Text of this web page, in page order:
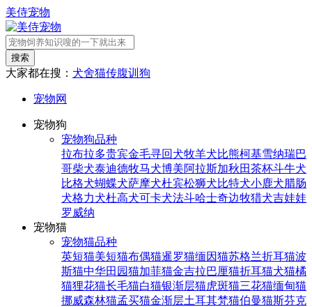
美侍宠物
搜索
大家都在搜： 犬舍猫传腹训狗
宠物网
宠物狗
宠物狗品种
拉布拉多贵宾金毛寻回犬牧羊犬比熊柯基雪纳瑞巴
哥柴犬泰迪德牧马犬博美阿拉斯加秋田茶杯斗牛犬
比格犬蝴蝶犬萨摩犬杜宾松狮犬比特犬小鹿犬腊肠
犬格力犬杜高犬可卡犬法斗哈士奇边牧猎犬吉娃娃
罗威纳
宠物猫
宠物猫品种
英短猫美短猫布偶猫暹罗猫缅因猫苏格兰折耳猫波
斯猫中华田园猫加菲猫金吉拉巴厘猫折耳猫犬猫橘
猫狸花猫长毛猫白猫银渐层猫虎斑猫三花猫缅甸猫
挪威森林猫孟买猫金渐层土耳其梵猫伯曼猫斯芬克